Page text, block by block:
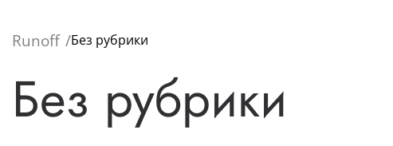
Runoff Без рубрики
Без рубрики